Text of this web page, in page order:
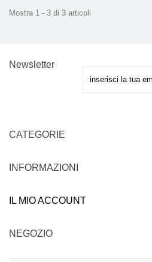
Mostra 1 - 3 di 3 articoli
Newsletter
CATEGORIE
INFORMAZIONI
IL MIO ACCOUNT
NEGOZIO